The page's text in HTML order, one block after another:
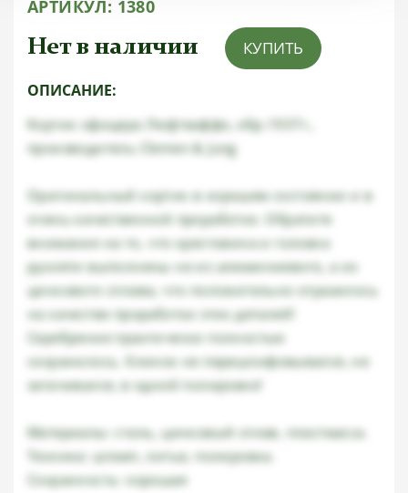
АРТИКУЛ: 1380
Нет в наличии КУПИТЬ
ОПИСАНИЕ:
Кортик офицера Люфтваффе, обр.1937г.,
производитель Clemen & Jung
Оригинальный кортик в хорошем состоянии и в
очень качественной проработке. Обратите
внимание на то, что крестовина и головка
рукояти выполнены не из алюминиевого, а из
цинкового сплава, что положительно отразилось
на качестве проработки этих деталей!
Серебрение практически полностью
сохранилось. Клинок не перешлифовывался, не
затачивался, в одной полировке!
Материалы: сталь, цинковый сплав, пластмасса.
Техника: штамп, литье, полировка.
Сохранность: хорошая